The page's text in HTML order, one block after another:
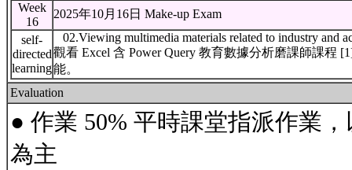
Week
16
2025年10月16日 Make-up Exam
self-
directed
learning
02.Viewing multimedia materials related to industry and
觀看 Excel 含 Power Query 教育數據分析磨課師課程
能。
Evaluation
● 作業 50% 平時課堂指派作業
為主